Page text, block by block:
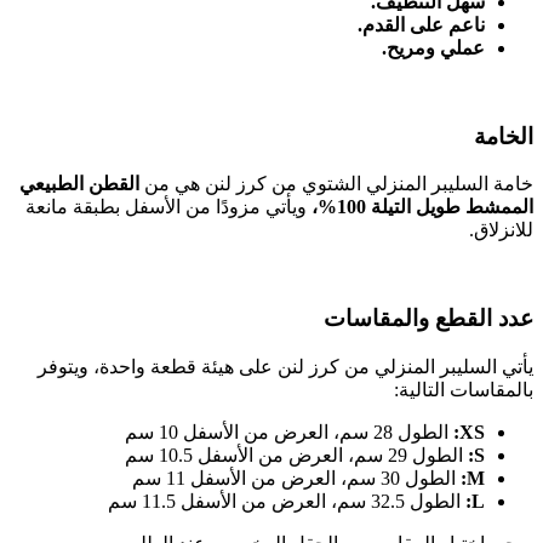
ناعم على القدم.
عملي ومريح.
الخامة
خامة السليبر المنزلي الشتوي من كرز لنن هي من القطن الطبيعي
الممشط طويل التيلة 100%،
ويأتي مزودًا من الأسفل بطبقة مانعة
للانزلاق.
عدد القطع والمقاسات
يأتي السليبر المنزلي من كرز لنن على هيئة قطعة واحدة، ويتوفر
بالمقاسات التالية:
XS:
الطول 28 سم، العرض من الأسفل 10 سم
S:
الطول 29 سم، العرض من الأسفل 10.5 سم
M:
الطول 30 سم، العرض من الأسفل 11 سم
L:
الطول 32.5 سم، العرض من الأسفل 11.5 سم